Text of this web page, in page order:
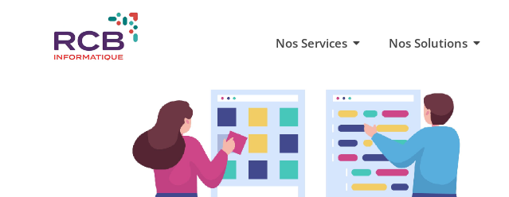
Nos Services Nos Solutions